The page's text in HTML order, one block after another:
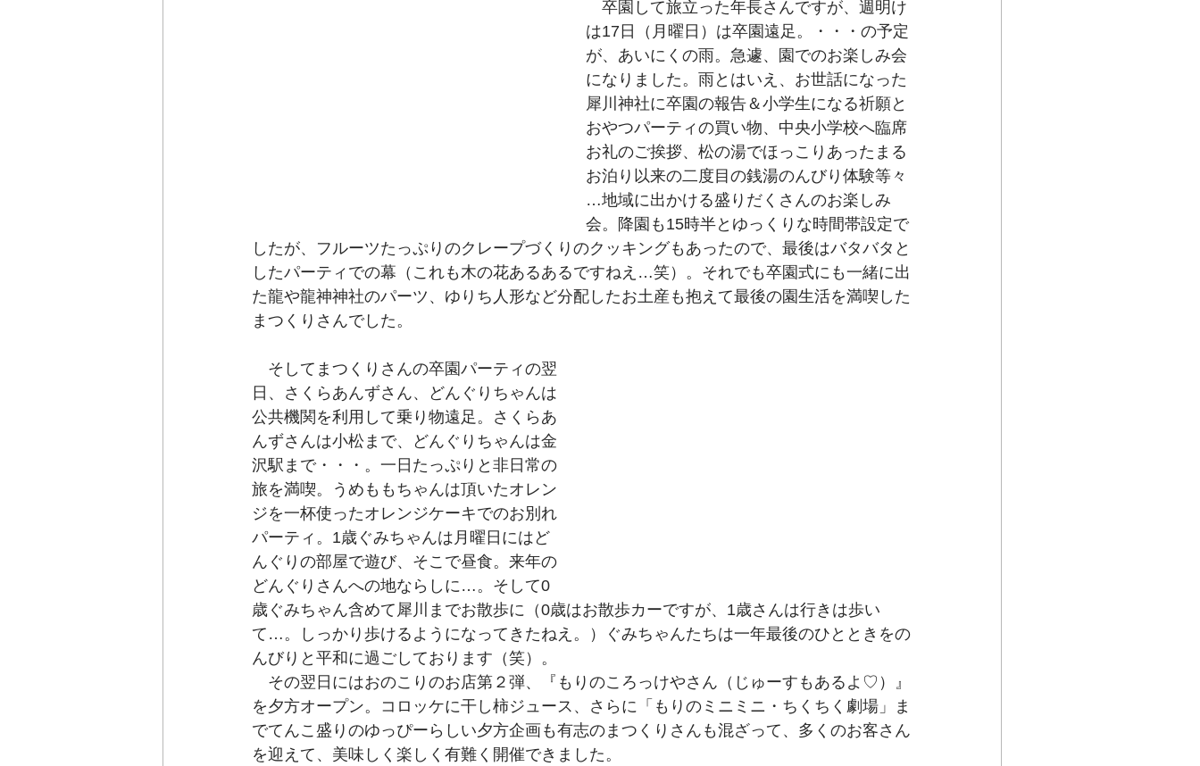
卒園して旅立った年長さんですが、週明け
は17日（月曜日）は卒園遠足。・・・の予定
が、あいにくの雨。急遽、園でのお楽しみ会
になりました。雨とはいえ、お世話になった
犀川神社に卒園の報告＆小学生になる祈願と
おやつパーティの買い物、中央小学校へ臨席
お礼のご挨拶、松の湯でほっこりあったまる
お泊り以来の二度目の銭湯のんびり体験等々
…地域に出かける盛りだくさんのお楽しみ
会。降園も15時半とゆっくりな時間帯設定で
したが、フルーツたっぷりのクレープづくりのクッキングもあったので、最後はバタバタと
したパーティでの幕（これも木の花あるあるですねえ…笑）。それでも卒園式にも一緒に出
た龍や龍神神社のパーツ、ゆりち人形など分配したお土産も抱えて最後の園生活を満喫した
まつくりさんでした。
そしてまつくりさんの卒園パーティの翌
日、さくらあんずさん、どんぐりちゃんは
公共機関を利用して乗り物遠足。さくらあ
んずさんは小松まで、どんぐりちゃんは金
沢駅まで・・・。一日たっぷりと非日常の
旅を満喫。うめももちゃんは頂いたオレン
ジを一杯使ったオレンジケーキでのお別れ
パーティ。1歳ぐみちゃんは月曜日にはど
んぐりの部屋で遊び、そこで昼食。来年の
どんぐりさんへの地ならしに…。そして0
歳ぐみちゃん含めて犀川までお散歩に（0歳はお散歩カーですが、1歳さんは行きは歩い
て…。しっかり歩けるようになってきたねえ。）ぐみちゃんたちは一年最後のひとときをの
んびりと平和に過ごしております（笑）。
その翌日にはおのこりのお店第２弾、『もりのころっけやさん（じゅーすもあるよ♡）』
を夕方オープン。コロッケに干し柿ジュース、さらに「もりのミニミニ・ちくちく劇場」ま
でてんこ盛りのゆっぴーらしい夕方企画も有志のまつくりさんも混ざって、多くのお客さん
を迎えて、美味しく楽しく有難く開催できました。